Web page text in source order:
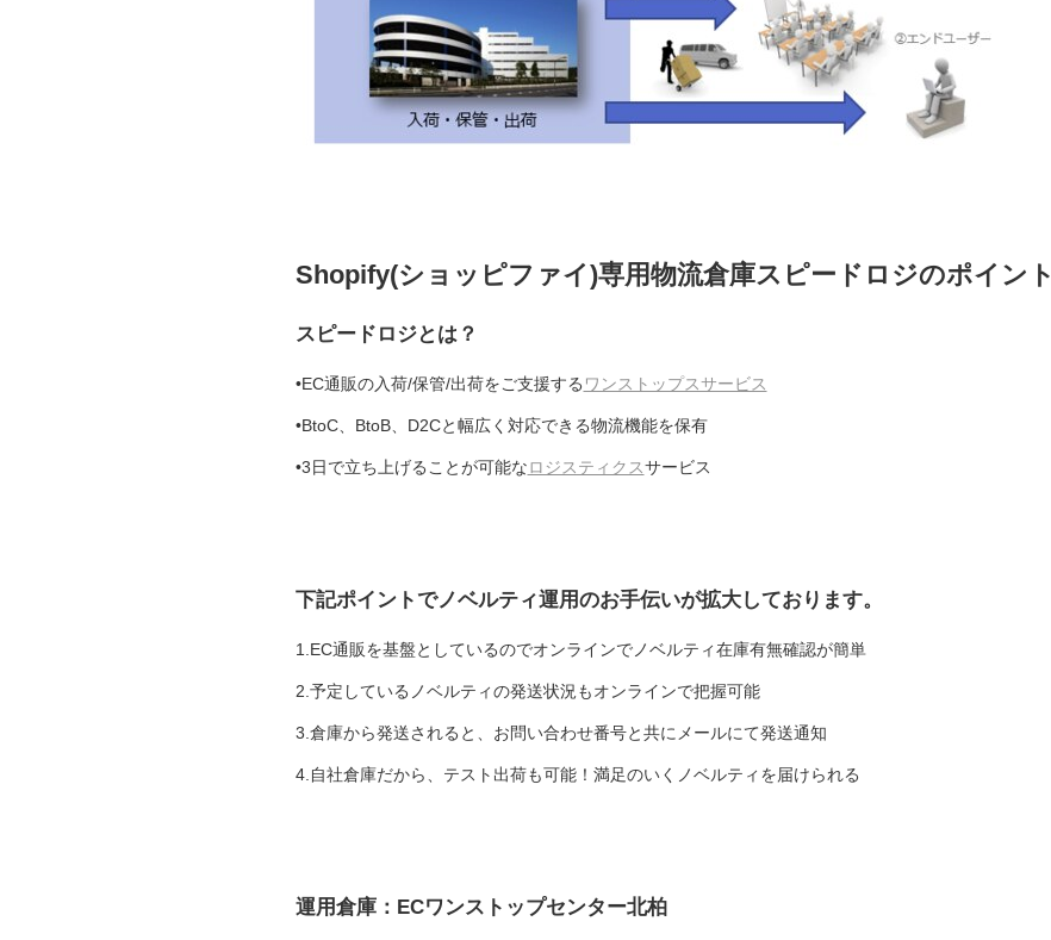
Shopify(ショッピファイ)専用物流倉庫スピードロジのポイント
スピードロジとは？
•EC通販の入荷/保管/出荷をご支援する ワンストップスサービス
•BtoC、BtoB、D2Cと幅広く対応できる物流機能を保有
•3日で立ち上げることが可能なロジスティクスサービス
下記ポイントでノベルティ運用のお手伝いが拡大しております。
1.EC通販を基盤としているのでオンラインでノベルティ在庫有無確認が簡単
2.予定しているノベルティの発送状況もオンラインで把握可能
3.倉庫から発送されると、お問い合わせ番号と共にメールにて発送通知
4.自社倉庫だから、テスト出荷も可能！満足のいくノベルティを届けられる
運用倉庫：ECワンストップセンター北柏